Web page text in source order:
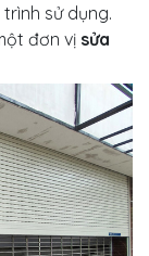
sử dụng.
đơn vị sửa